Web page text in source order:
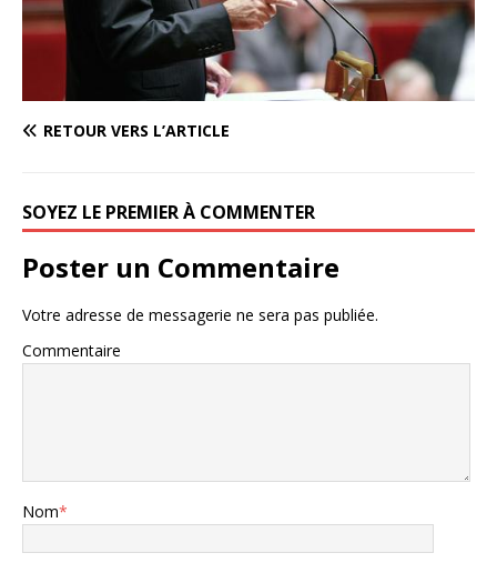
RETOUR VERS L’ARTICLE
SOYEZ LE PREMIER À COMMENTER
Poster un Commentaire
Votre adresse de messagerie ne sera pas publiée.
Commentaire
Nom*